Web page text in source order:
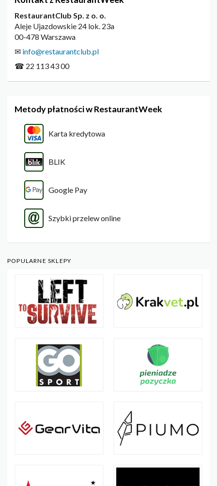
RestaurantClub Sp. z o. o.
Aleje Ujazdowskie 24 lok. 23a
00-478 Warszawa
✉ info@restaurantclub.pl
☎ 22 113 43 00
Metody płatności w RestaurantWeek
Karta kredytowa
BLIK
Google Pay
Szybki przelew online
POPULARNE SKLEPY